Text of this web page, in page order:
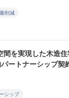
削減
を実現した木造
ートナーシップ契
シップ